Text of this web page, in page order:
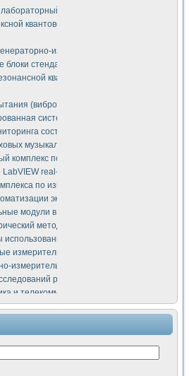
стенд "Сигнал-USB"
квантовой терапии Интроскан
измерительная система
стенда "Сигнал-USB"
квантовой терапии серии СКАН
(виброакустика, тензометрия и т.п.)
система измерения параметров
состояния тяговых
музыкальных инструментов
комплекс по исследованию элементной
real-time module для
по измерению скорости подвижного
экспериментальных
модули в стандарте Nl SCXI для
метод в дефектоскопии сварных
использования машинного зрения в
измерительные системы для
измерительный комплекс аппаратуры для
рабочих процессов ДВС в
и телекоммуникации
радиолиний систем передачи данных
комплекс для исследования
лабораторный стенд для исследования
параметров операционных
преобразователь на основе цифровой